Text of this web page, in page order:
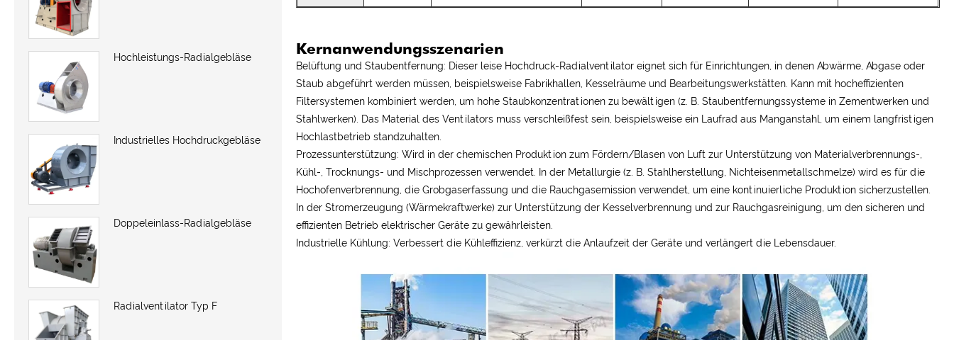
Hochleistungs-Radialgebläse
Industrielles Hochdruckgebläse
Doppeleinlass-Radialgebläse
Radialventilator Typ F
Kernanwendungsszenarien
Belüftung und Staubentfernung: Dieser leise Hochdruck-Radialventilator eignet sich für Einrichtungen, in denen Abwärme, Abgase oder
Staub abgeführt werden müssen, beispielsweise Fabrikhallen, Kesselräume und Bearbeitungswerkstätten. Kann mit hocheffizienten
Filtersystemen kombiniert werden, um hohe Staubkonzentrationen zu bewältigen (z. B. Staubentfernungssysteme in Zementwerken und
Stahlwerken). Das Material des Ventilators muss verschleißfest sein, beispielsweise ein Laufrad aus Manganstahl, um einem langfristigen
Hochlastbetrieb standzuhalten.
Prozessunterstützung: Wird in der chemischen Produktion zum Fördern/Blasen von Luft zur Unterstützung von Materialverbrennungs-,
Kühl-, Trocknungs- und Mischprozessen verwendet. In der Metallurgie (z. B. Stahlherstellung, Nichteisenmetallschmelze) wird es für die
Hochofenverbrennung, die Grobgaserfassung und die Rauchgasemission verwendet, um eine kontinuierliche Produktion sicherzustellen.
In der Stromerzeugung (Wärmekraftwerke) zur Unterstützung der Kesselverbrennung und zur Rauchgasreinigung, um den sicheren und
effizienten Betrieb elektrischer Geräte zu gewährleisten.
Industrielle Kühlung: Verbessert die Kühleffizienz, verkürzt die Anlaufzeit der Geräte und verlängert die Lebensdauer.